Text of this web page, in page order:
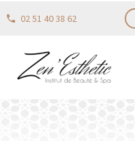
02 51 40 38 62